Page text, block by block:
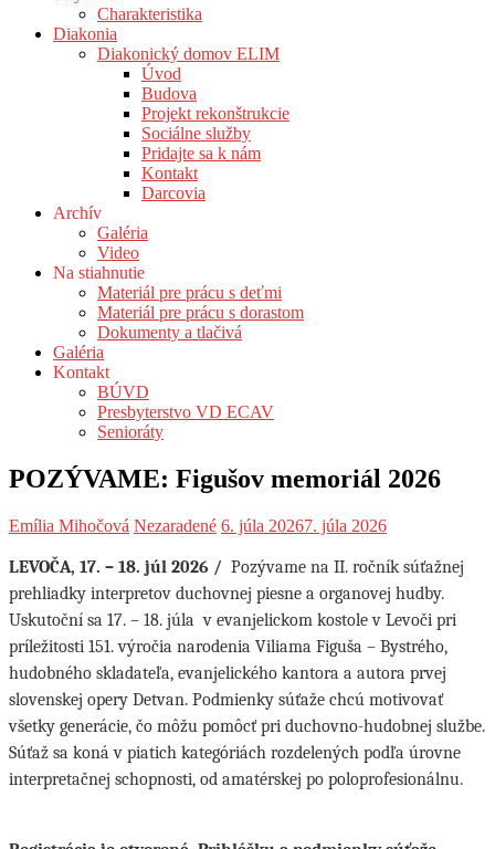
Charakteristika
Diakonia
Diakonický domov ELIM
Úvod
Budova
Projekt rekonštrukcie
Sociálne služby
Pridajte sa k nám
Kontakt
Darcovia
Archív
Galéria
Video
Na stiahnutie
Materiál pre prácu s deťmi
Materiál pre prácu s dorastom
Dokumenty a tlačivá
Galéria
Kontakt
BÚVD
Presbyterstvo VD ECAV
Senioráty
POZÝVAME: Figušov memoriál 2026
Emília Mihočová Nezaradené 6. júla 20267. júla 2026
LEVOČA, 17. – 18. júl 2026 / Pozývame na II. ročník súťažnej
prehliadky interpretov duchovnej piesne a organovej hudby.
Uskutoční sa 17. – 18. júla v evanjelickom kostole v Levoči pri
príležitosti 151. výročia narodenia Viliama Figuša – Bystrého,
hudobného skladateľa, evanjelického kantora a autora prvej
slovenskej opery Detvan. Podmienky súťaže chcú motivovať
všetky generácie, čo môžu pomôcť pri duchovno-hudobnej službe.
Súťaž sa koná v piatich kategóriách rozdelených podľa úrovne
interpretačnej schopnosti, od amatérskej po poloprofesionálnu.